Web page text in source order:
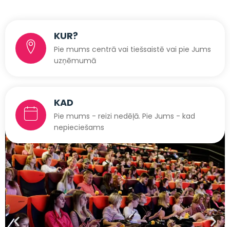
KUR?
Pie mums centrā vai tiešsaistē vai pie Jums
uzņēmumā
KAD
Pie mums - reizi nedēļā. Pie Jums - kad
nepieciešams